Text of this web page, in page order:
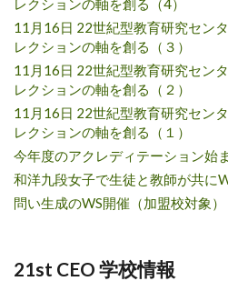
レクションの軸を創る（4）
11月16日 22世紀型教育研究セン
レクションの軸を創る（３）
11月16日 22世紀型教育研究セン
レクションの軸を創る（２）
11月16日 22世紀型教育研究セン
レクションの軸を創る（１）
今年度のアクレディテーション始
和洋九段女子で生徒と教師が共に
問い生成のWS開催（加盟校対象）
21st CEO 学校情報